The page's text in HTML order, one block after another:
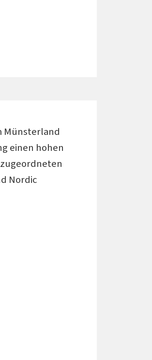
Münsterland
einen hohen
Nordic